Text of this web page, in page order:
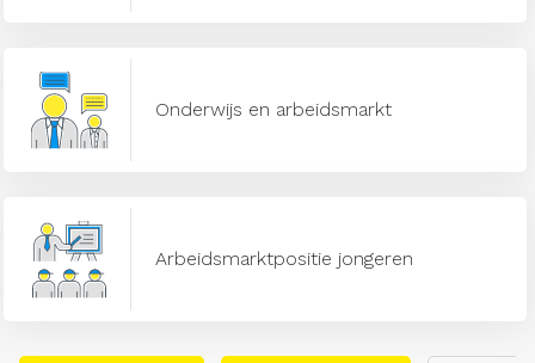
Onderwijs en arbeidsmarkt
Arbeidsmarktpositie jongeren